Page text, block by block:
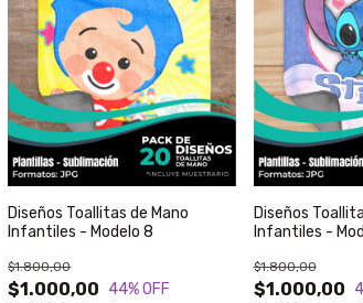
Diseños Toallitas de Mano
Infantiles - Modelo 8
$1.000,00
$1.800,00
44% OFF
Diseños
Infantiles -
$1.000,00
$1.800,00